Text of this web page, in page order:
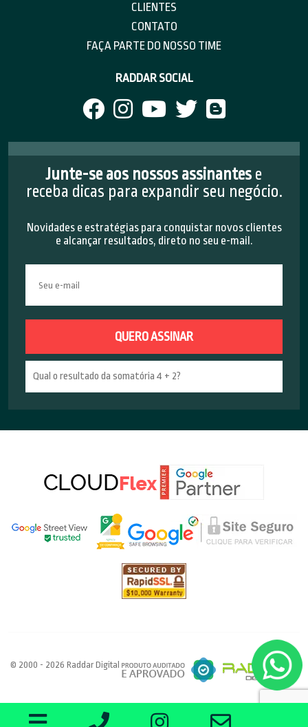
CLIENTES
CONTATO
FAÇA PARTE DO NOSSO TIME
RADDAR SOCIAL
Junte-se aos nossos assinantes e
receba dicas para expandir seu negócio.
Novidades e estratégias para conquistar novos clientes
e alcançar resultados, direto no seu e-mail.
© 2000 - 2026 Raddar Digital